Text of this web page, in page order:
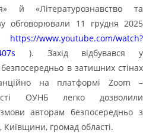
й «Літературознавство та
обговорювали 11 грудня 2025
https://www.youtube.com/watch?
). Захід відбувався у
в затишних стінах
на платформі Zoom –
ОУНБ легко дозволили
авторам безпосередньо з
Київщини, громад області.